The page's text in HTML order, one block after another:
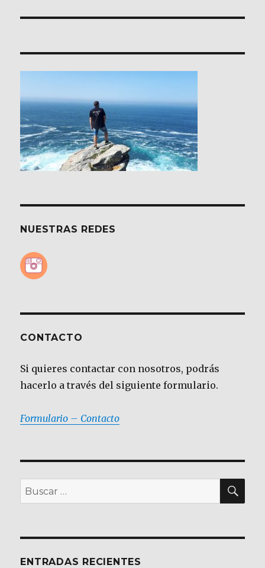
NUESTRAS REDES
CONTACTO
Si quieres contactar con nosotros, podrás
hacerlo a través del siguiente formulario.
Formulario – Contacto
Buscar
por:
ENTRADAS RECIENTES